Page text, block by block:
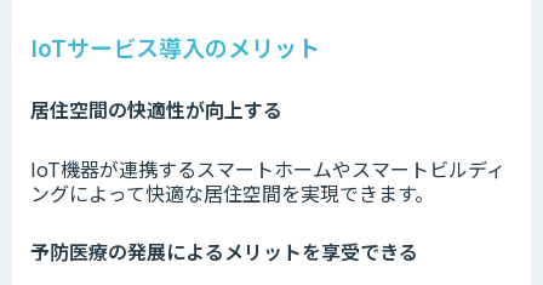
IoTサービス導入のメリット
居住空間の快適性が向上する
IoT機器が連携するスマートホームやスマートビルディ
ングによって快適な居住空間を実現できます。
予防医療の発展によるメリットを享受できる